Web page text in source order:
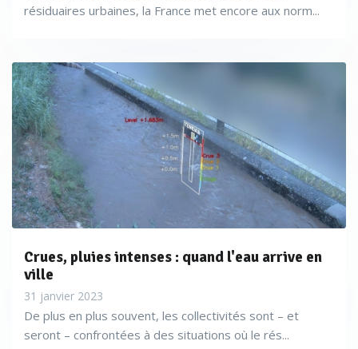
résiduaires urbaines, la France met encore aux norm...
Crues, pluies intenses : quand l'eau arrive en
ville
31 janvier 2023
De plus en plus souvent, les collectivités sont – et
seront – confrontées à des situations où le rés...